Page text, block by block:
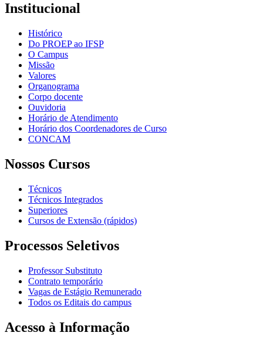
Institucional
Histórico
Do PROEP ao IFSP
O Campus
Missão
Valores
Organograma
Corpo docente
Ouvidoria
Horário de Atendimento
Horário dos Coordenadores de Curso
CONCAM
Nossos Cursos
Técnicos
Técnicos Integrados
Superiores
Cursos de Extensão (rápidos)
Processos Seletivos
Professor Substituto
Contrato temporário
Vagas de Estágio Remunerado
Todos os Editais do campus
Acesso à Informação